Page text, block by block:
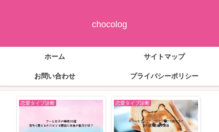
chocolog
ホーム サイトマップ
お問い合わせ プライバシーポリシー
恋愛タイプ診断 恋愛タイプ診断